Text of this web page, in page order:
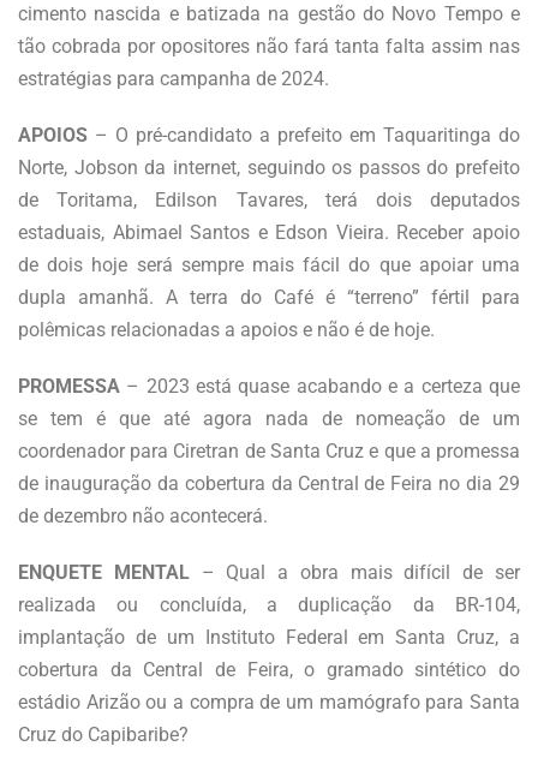
cimento nascida e batizada na gestão do Novo Tempo e
tão cobrada por opositores não fará tanta falta assim nas
estratégias para campanha de 2024.
APOIOS – O pré-candidato a prefeito em Taquaritinga do
Norte, Jobson da internet, seguindo os passos do prefeito
de Toritama, Edilson Tavares, terá dois deputados
estaduais, Abimael Santos e Edson Vieira. Receber apoio
de dois hoje será sempre mais fácil do que apoiar uma
dupla amanhã. A terra do Café é “terreno” fértil para
polêmicas relacionadas a apoios e não é de hoje.
PROMESSA – 2023 está quase acabando e a certeza que
se tem é que até agora nada de nomeação de um
coordenador para Ciretran de Santa Cruz e que a promessa
de inauguração da cobertura da Central de Feira no dia 29
de dezembro não acontecerá.
ENQUETE MENTAL– Qual a obra mais difícil de ser
realizada ou concluída, a duplicação da BR-104,
implantação de um Instituto Federal em Santa Cruz, a
cobertura da Central de Feira, o gramado sintético do
estádio Arizão ou a compra de um mamógrafo para Santa
Cruz do Capibaribe?